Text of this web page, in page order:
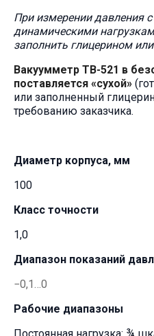
При измерении давления
динамическими
заполнить глицерином
Вакуумметр ТВ-521 в
поставляется «сухой»
или заполненный
требованию заказчика.
Диаметр корпуса, мм
100
Класс точности
1,0
Диапазон показаний
−0,1…0
Рабочие диапазоны